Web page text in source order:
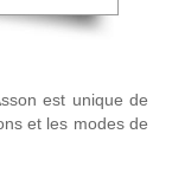
est unique de
et les modes de